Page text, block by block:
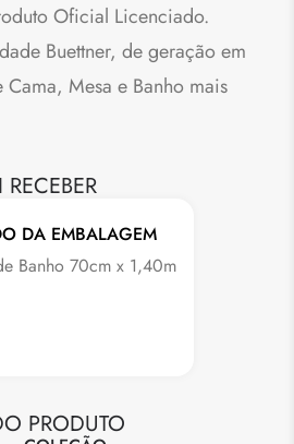
Oficial Licenciado.
Buettner, de geração em
Mesa e Banho mais
DA EMBALAGEM
Banho 70cm x 1,40m
PRODUTO